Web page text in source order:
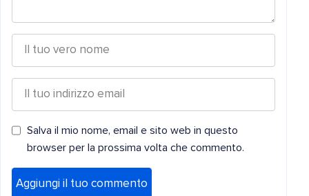
Salva il mio nome, email e sito web in questo
browser per la prossima volta che commento.